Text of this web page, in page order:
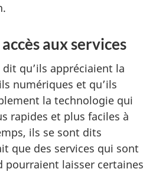
aux services
qu’ils appréciaient la
numériques et qu’ils
la technologie qui
rapides et plus faciles à
ils se sont dits
que des services qui sont
pourraient laisser certaines